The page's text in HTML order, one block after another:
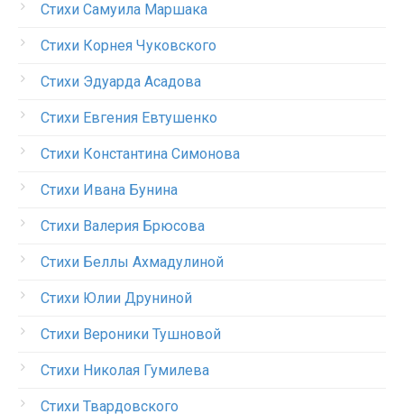
Стихи Самуила Маршака
Стихи Корнея Чуковского
Стихи Эдуарда Асадова
Стихи Евгения Евтушенко
Стихи Константина Симонова
Стихи Ивана Бунина
Стихи Валерия Брюсова
Стихи Беллы Ахмадулиной
Стихи Юлии Друниной
Стихи Вероники Тушновой
Стихи Николая Гумилева
Стихи Твардовского